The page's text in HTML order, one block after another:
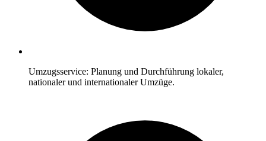
Umzugsservice: Planung und Durchführung lokaler,
nationaler und internationaler Umzüge.